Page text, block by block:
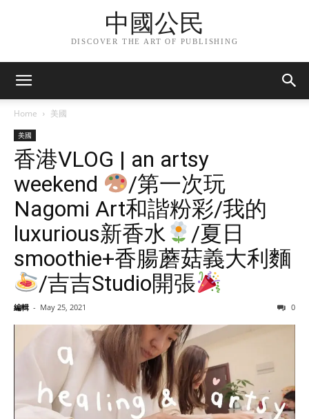
中國公民
DISCOVER THE ART OF PUBLISHING
Home 美國
美國
香港VLOG | an artsy
weekend
/第一次玩
Nagomi Art和諧粉彩/我的
luxurious新香水
/夏日
smoothie+香腸蘑菇義大利麵
/吉吉Studio開張
編輯 - May 25, 2021 0